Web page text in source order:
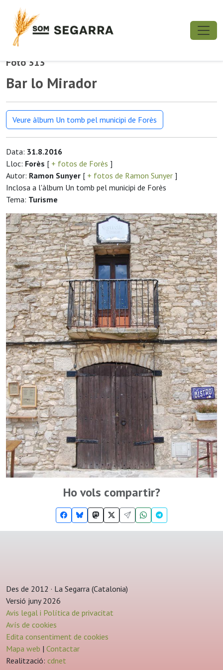
Foto 313
Bar lo Mirador
Veure àlbum Un tomb pel municipi de Forès
Data: 31.8.2016
Lloc: Forès [ + fotos de Forès ]
Autor: Ramon Sunyer [ + fotos de Ramon Sunyer ]
Inclosa a l'àlbum Un tomb pel municipi de Forès
Tema: Turisme
Ho vols compartir?
Des de 2012 · La Segarra (Catalonia)
Versió juny 2026
Avis legal i Política de privacitat
Avís de cookies
Edita consentiment de cookies
Mapa web | Contactar
Realització: cdnet